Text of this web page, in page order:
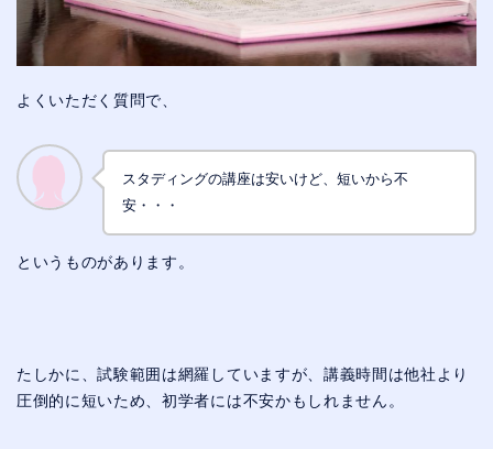
よくいただく質問で、
スタディングの講座は安いけど、短いから不
安・・・
というものがあります。
たしかに、試験範囲は網羅していますが、講義時間は他社より
圧倒的に短いため、初学者には不安かもしれません。